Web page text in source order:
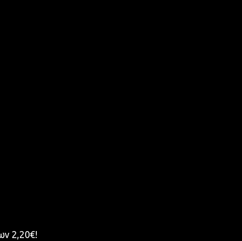
2,20€!